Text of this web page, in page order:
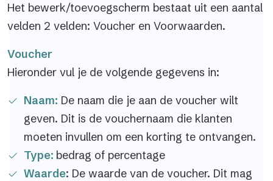
Het bewerk/toevoegscherm bestaat uit een aantal
velden 2 velden: Voucher en Voorwaarden.
Voucher
Hieronder vul je de volgende gegevens in:
Naam: De naam die je aan de voucher wilt
geven. Dit is de vouchernaam die klanten
moeten invullen om een korting te ontvangen.
Type: bedrag of percentage
Waarde: De waarde van de voucher. Dit mag